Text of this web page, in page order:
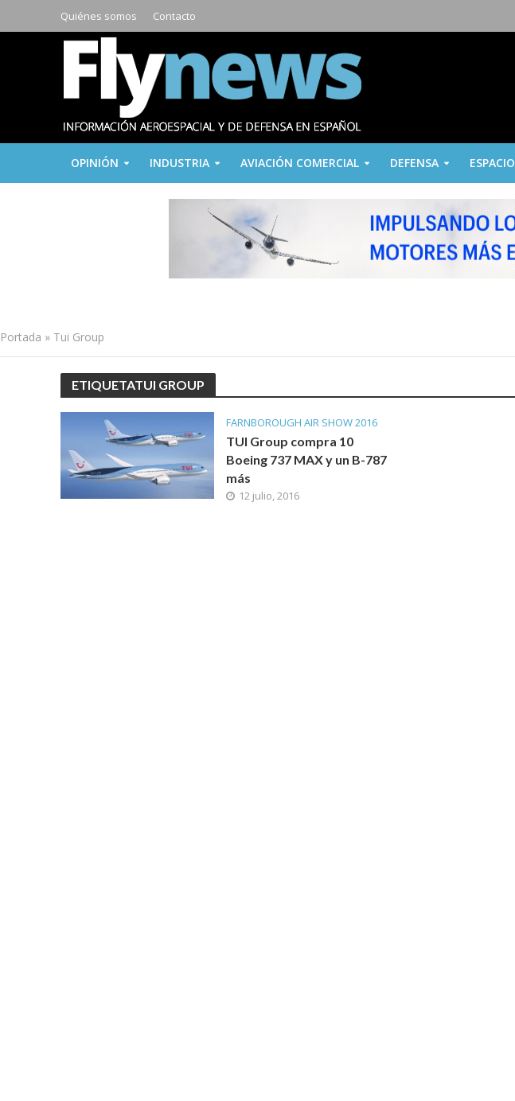
Quiénes somos Contacto
OPINIÓN INDUSTRIA AVIACIÓN COMERCIAL DEFENSA ESPACIO
Portada » Tui Group
ETIQUETATUI GROUP
FARNBOROUGH AIR SHOW 2016
TUI Group compra 10
Boeing 737 MAX y un B-787
más
12 julio, 2016